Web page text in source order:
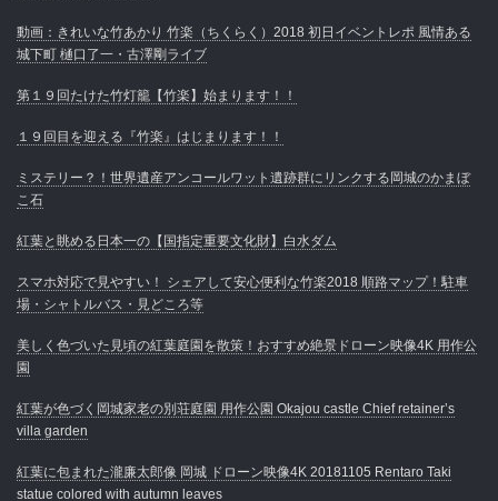
動画：きれいな竹あかり 竹楽（ちくらく）2018 初日イベントレポ 風情ある
城下町 樋口了一・古澤剛ライブ
第１９回たけた竹灯籠【竹楽】始まります！！
１９回目を迎える『竹楽』はじまります！！
ミステリー？！世界遺産アンコールワット遺跡群にリンクする岡城のかまぼ
こ石
紅葉と眺める日本一の【国指定重要文化財】白水ダム
スマホ対応で見やすい！ シェアして安心便利な竹楽2018 順路マップ！駐車
場・シャトルバス・見どころ等
美しく色づいた見頃の紅葉庭園を散策！おすすめ絶景ドローン映像4K 用作公
園
紅葉が色づく岡城家老の別荘庭園 用作公園 Okajou castle Chief retainer’s
villa garden
紅葉に包まれた瀧廉太郎像 岡城 ドローン映像4K 20181105 Rentaro Taki
statue colored with autumn leaves